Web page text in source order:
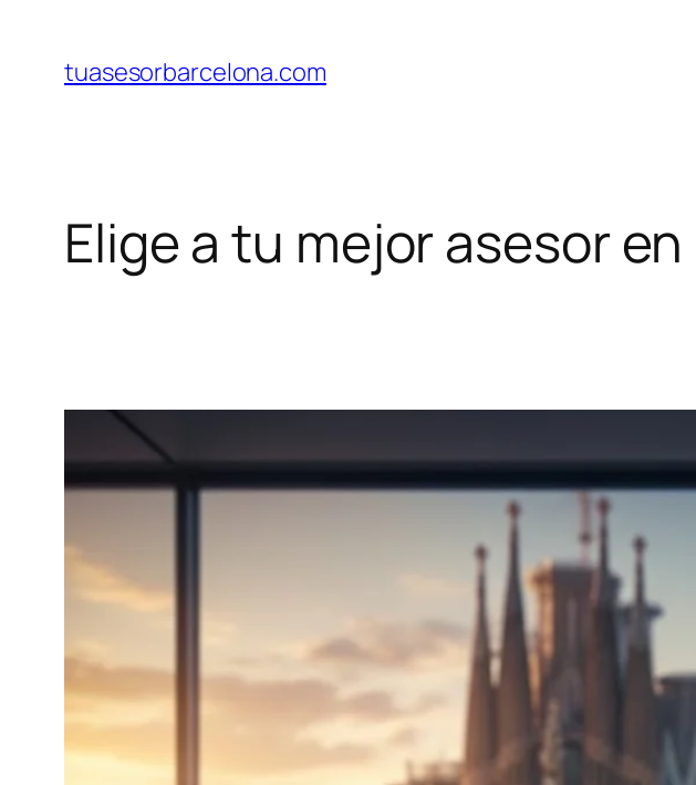
contenido
tuasesorbarcelona.com
Elige a tu mejor asesor